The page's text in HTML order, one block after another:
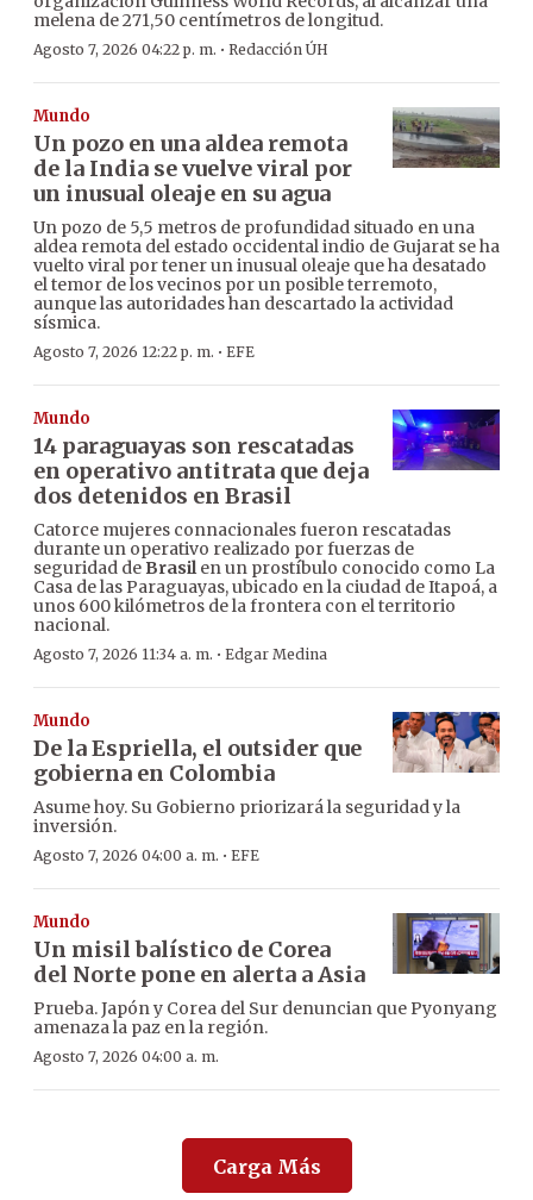
melena de 271,50 centímetros de longitud.
Agosto 7, 2026 04:22 p. m. · Redacción ÚH
Mundo
Un pozo en una aldea remota
de la India se vuelve viral por
un inusual oleaje en su agua
Un pozo de 5,5 metros de profundidad situado en una
aldea remota del estado occidental indio de Gujarat se ha
vuelto viral por tener un inusual oleaje que ha desatado
el temor de los vecinos por un posible terremoto,
aunque las autoridades han descartado la actividad
sísmica.
Agosto 7, 2026 12:22 p. m. · EFE
Mundo
14 paraguayas son rescatadas
en operativo antitrata que deja
dos detenidos en Brasil
Catorce mujeres connacionales fueron rescatadas
durante un operativo realizado por fuerzas de
seguridad de Brasilen un prostíbulo conocido como La
Casa de las Paraguayas, ubicado en la ciudad de Itapoá, a
unos 600 kilómetros de la frontera con el territorio
nacional.
Agosto 7, 2026 11:34 a. m. · Edgar Medina
Mundo
De la Espriella, el outsider que
gobierna en Colombia
Asume hoy. Su Gobierno priorizará la seguridad y la
inversión.
Agosto 7, 2026 04:00 a. m. · EFE
Mundo
Un misil balístico de Corea
del Norte pone en alerta a Asia
Prueba. Japón y Corea del Sur denuncian que Pyonyang
amenaza la paz en la región.
Agosto 7, 2026 04:00 a. m.
Carga Más